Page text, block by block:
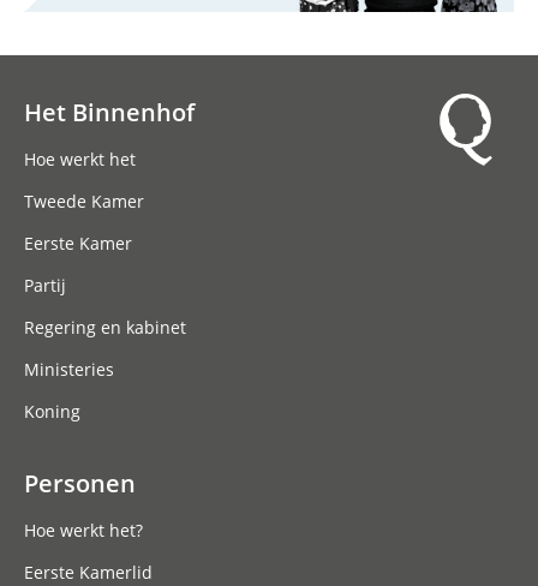
Het Binnenhof
Hoe werkt het
Tweede Kamer
Eerste Kamer
Partij
Regering en kabinet
Ministeries
Koning
Personen
Hoe werkt het?
Eerste Kamerlid